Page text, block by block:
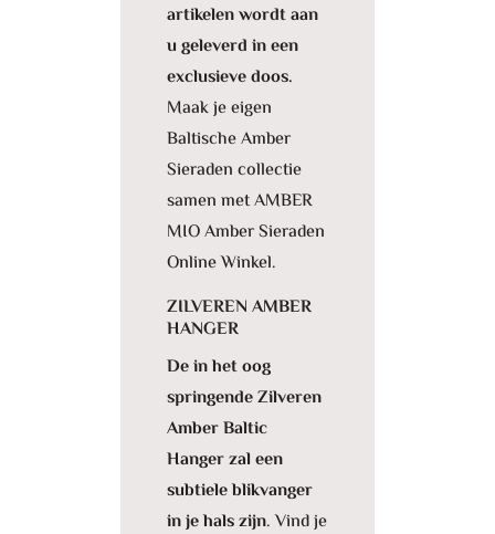
artikelen wordt aan
u geleverd in een
exclusieve doos.
Maak je eigen
Baltische Amber
Sieraden collectie
samen met AMBER
MIO Amber Sieraden
Online Winkel.
ZILVEREN AMBER
HANGER
De in het oog
springende Zilveren
Amber Baltic
Hanger zal een
subtiele blikvanger
in je hals zijn. Vind je